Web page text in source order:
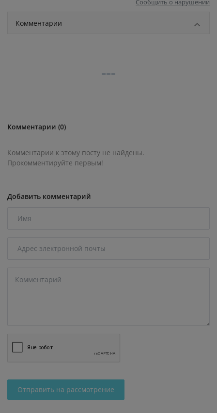
Сообщить о нарушении
Комментарии
Комментарии (0)
Комментарии к этому посту не найдены.
Прокомментируйте первым!
Добавить комментарий
Отправить на рассмотрение